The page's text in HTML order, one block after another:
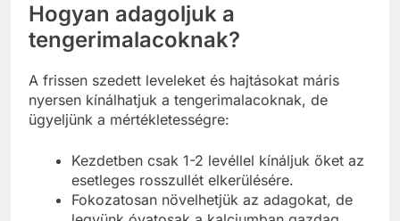
Hogyan adagoljuk a
tengerimalacoknak?
A frissen szedett leveleket és hajtásokat máris
nyersen kínálhatjuk a tengerimalacoknak, de
ügyeljünk a mértékletességre:
Kezdetben csak 1-2 levéllel kínáljuk őket az
esetleges rosszullét elkerülésére.
Fokozatosan növelhetjük az adagokat, de